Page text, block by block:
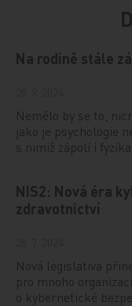
Na rodině stále
Nemělo by se to,
jako je psychologie
s nimiž zápolí i
NIS2: Nová éra
zdravotnictví
Nová legislativa
pro mnoho
o kybernetické